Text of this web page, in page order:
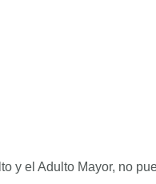
y el Adulto Mayor, no